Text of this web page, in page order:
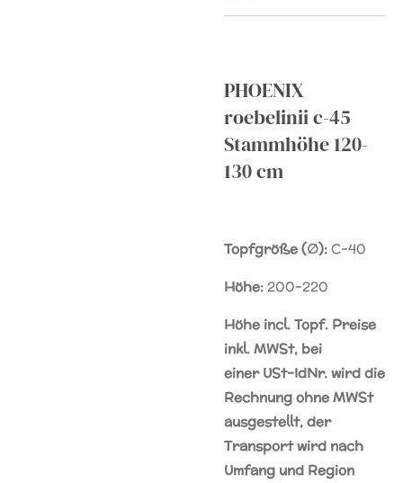
PHOENIX
roebelinii c-45
Stammhöhe 120-
130 cm
Topfgröße (∅):C-40
Höhe:200-220
Höhe incl. Topf. Preise
inkl. MWSt, bei
einerUSt-IdNr.wird die
Rechnung ohne MWSt
ausgestellt, der
Transport wird nach
Umfang und Region